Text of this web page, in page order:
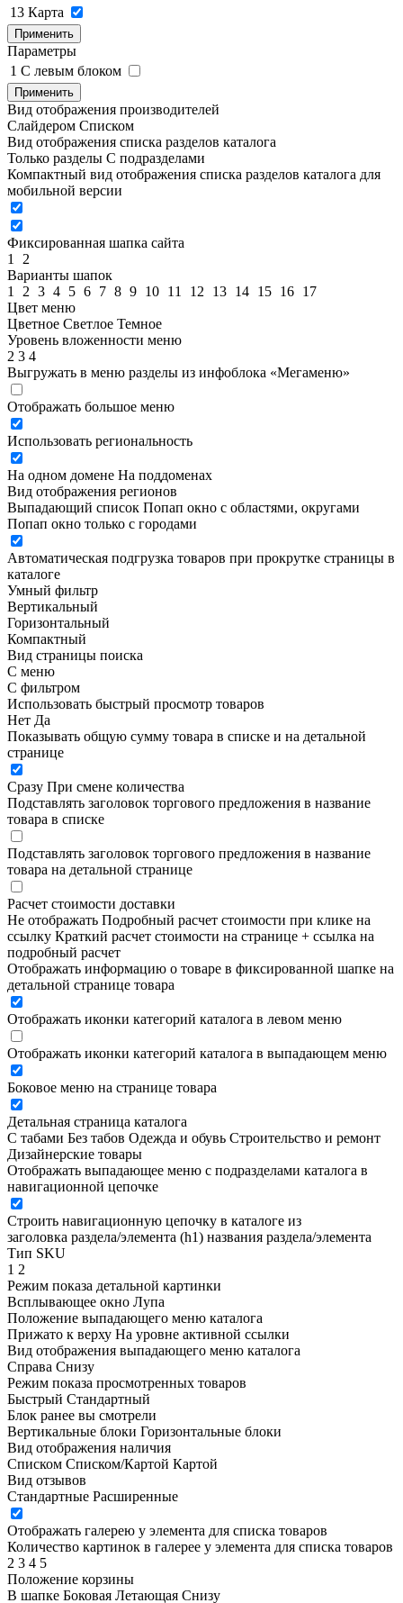
13 Карта
Применить
Параметры
1 C левым блоком
Применить
Вид отображения производителей
Слайдером Списком
Вид отображения списка разделов каталога
Только разделы С подразделами
Компактный вид отображения списка разделов каталога для
мобильной версии
Фиксированная шапка сайта
1
2
Варианты шапок
1
2 3 4 5 6 7 8 9 10 11 12 13 14 15 16 17
Цвет меню
Цветное Светлое Темное
Уровень вложенности меню
2 3 4
Выгружать в меню разделы из инфоблока «Мегаменю»
Отображать большое меню
Использовать региональность
На одном домене На поддоменах
Вид отображения регионов
Выпадающий список Попап окно c областями, округами
Попап окно только с городами
Автоматическая подгрузка товаров при прокрутке страницы в
каталоге
Умный фильтр
Вертикальный
Горизонтальный
Компактный
Вид страницы поиска
С меню
С фильтром
Использовать быстрый просмотр товаров
Нет Да
Показывать общую сумму товара в списке и на детальной
странице
Сразу При смене количества
Подставлять заголовок торгового предложения в название
товара в списке
Подставлять заголовок торгового предложения в название
товара на детальной странице
Расчет стоимости доставки
Не отображать Подробный расчет стоимости при клике на
ссылку Краткий расчет стоимости на странице + ссылка на
подробный расчет
Отображать информацию о товаре в фиксированной шапке на
детальной странице товара
Отображать иконки категорий каталога в левом меню
Отображать иконки категорий каталога в выпадающем меню
Боковое меню на странице товара
Детальная страница каталога
С табами Без табов Одежда и обувь Строительство и ремонт
Дизайнерские товары
Отображать выпадающее меню с подразделами каталога в
навигационной цепочке
Строить навигационную цепочку в каталоге из
заголовка раздела/элемента (h1) названия раздела/элемента
Тип SKU
1 2
Режим показа детальной картинки
Всплывающее окно Лупа
Положение выпадающего меню каталога
Прижато к верху На уровне активной ссылки
Вид отображения выпадающего меню каталога
Справа Снизу
Режим показа просмотренных товаров
Быстрый Стандартный
Блок ранее вы смотрели
Вертикальные блоки Горизонтальные блоки
Вид отображения наличия
Списком Списком/Картой Картой
Вид отзывов
Стандартные Расширенные
Отображать галерею у элемента для списка товаров
Количество картинок в галерее у элемента для списка товаров
2 3 4 5
Положение корзины
В шапке Боковая Летающая Снизу